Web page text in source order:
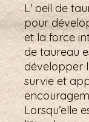
L' oeil de
pour
et la force
de taureau
développer
survie et
Lorsqu’elle